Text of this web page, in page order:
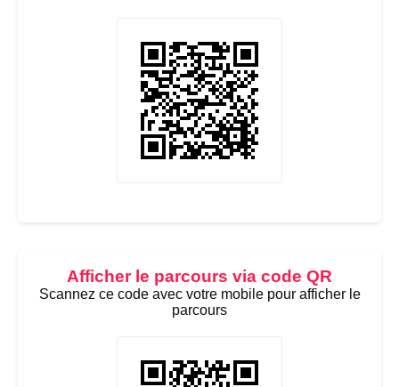
Afficher le parcours via code QR
Scannez ce code avec votre mobile pour afficher le
parcours